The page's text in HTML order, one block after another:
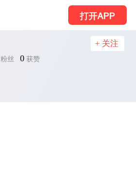
打开APP
粉丝 0 获赞
+ 关注